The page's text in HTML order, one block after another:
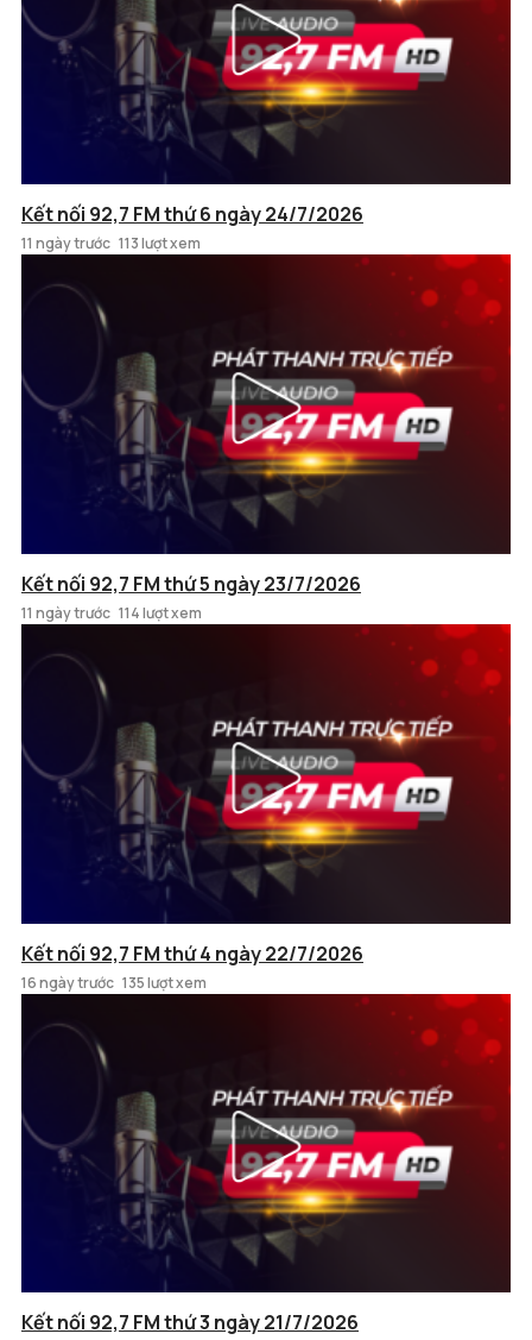
Kết nối 92,7 FM thứ 6 ngày 24/7/2026
11 ngày trước 113 lượt xem
Kết nối 92,7 FM thứ 5 ngày 23/7/2026
11 ngày trước 114 lượt xem
Kết nối 92,7 FM thứ 4 ngày 22/7/2026
16 ngày trước 135 lượt xem
Kết nối 92,7 FM thứ 3 ngày 21/7/2026